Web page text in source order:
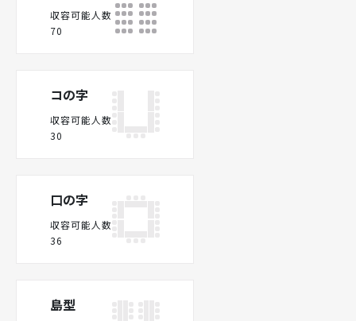
収容可能人数
70
コの字
収容可能人数
30
口の字
収容可能人数
36
島型